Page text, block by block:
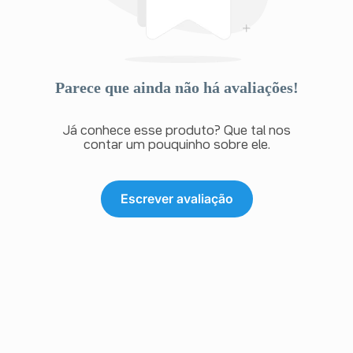
Parece que ainda não há avaliações!
Já conhece esse produto? Que tal nos
contar um pouquinho sobre ele.
Escrever avaliação